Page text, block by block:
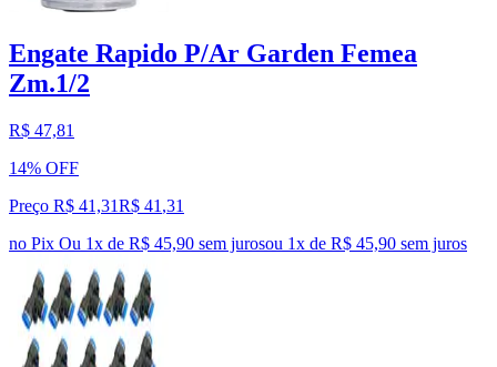
Engate Rapido P/Ar Garden Femea
Zm.1/2
R$ 47,81
14% OFF
Preço R$ 41,31R$ 41 ,31
no Pix Ou 1x de R$ 45,90 sem jurosou 1x de R$ 45,90 sem juros